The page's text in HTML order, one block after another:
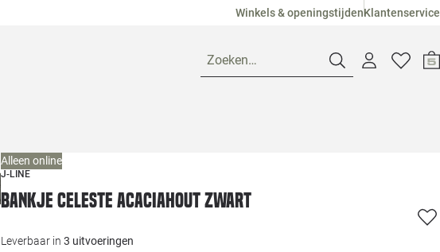
Winkels & openingstijdenKlantenservice
Zoeken…
Alleen online
J-LINE
Bankje Celeste acaciahout zwart
Leverbaar in 3 uitvoeringen